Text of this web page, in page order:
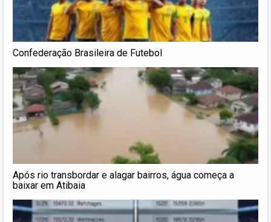
Confederação Brasileira de Futebol
Após rio transbordar e alagar bairros, água começa a
baixar em Atibaia